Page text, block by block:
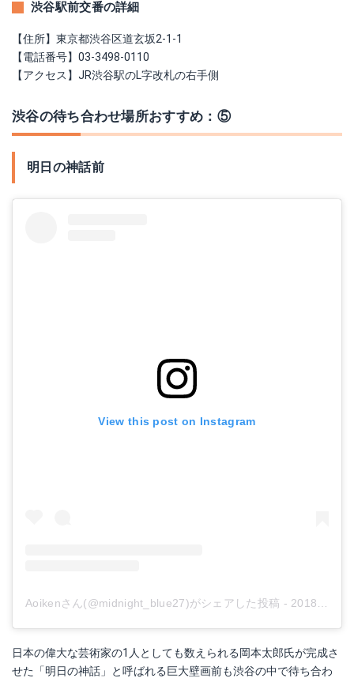
渋谷駅前交番の詳細
【住所】東京都渋谷区道玄坂2-1-1
【電話番号】03-3498-0110
【アクセス】JR渋谷駅のL字改札の右手側
渋谷の待ち合わせ場所おすすめ：⑤
明日の神話前
View this post on Instagram
Aoikenさん(@midnight_blue27)がシェアした投稿 - 2018年11月月15日午前3時10分PST
日本の偉大な芸術家の1人としても数えられる岡本太郎氏が完成さ
せた「明日の神話」と呼ばれる巨大壁画前も渋谷の中で待ち合わ